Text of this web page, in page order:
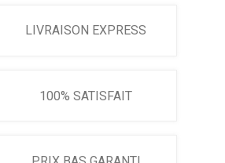
LIVRAISON EXPRESS
100% SATISFAIT